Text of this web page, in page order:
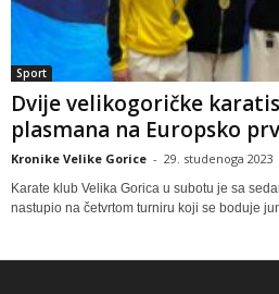
Sport
Dvije velikogoričke
plasmana na Europsko
Kronike Velike Gorice - 29. studenoga 2023
Karate klub Velika Gorica u subotu je sa
nastupio na četvrtom turniru koji se boduje